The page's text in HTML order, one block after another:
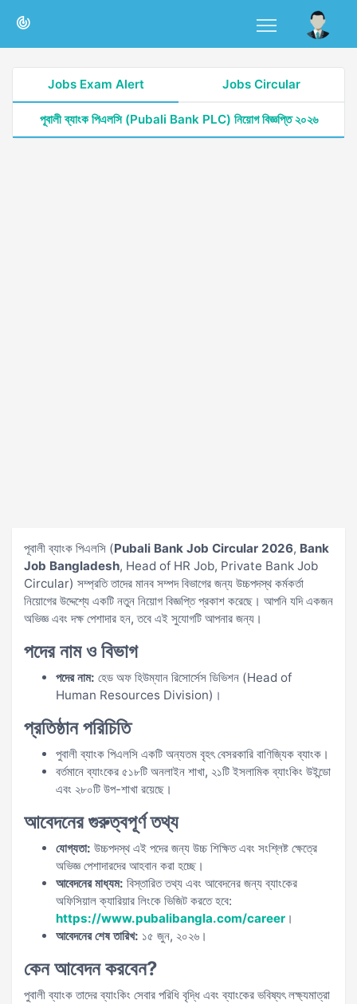
Jobs Exam Alert Jobs Circular
পূবালী ব্যাংক পিএলসি (Pubali Bank PLC) নিয়োগ বিজ্ঞপ্তি ২০২৬
পূবালী ব্যাংক পিএলসি (Pubali Bank Job Circular 2026, Bank
Job Bangladesh, Head of HR Job, Private Bank Job
Circular) সম্প্রতি তাদের মানব সম্পদ বিভাগের জন্য উচ্চপদস্থ কর্মকর্তা
নিয়োগের উদ্দেশ্যে একটি নতুন নিয়োগ বিজ্ঞপ্তি প্রকাশ করেছে। আপনি যদি একজন
অভিজ্ঞ এবং দক্ষ পেশাদার হন, তবে এই সুযোগটি আপনার জন্য।
পদের নাম ও বিভাগ
পদের নাম: হেড অফ হিউম্যান রিসোর্সেস ডিভিশন (Head of
Human Resources Division)।
প্রতিষ্ঠান পরিচিতি
পুবালী ব্যাংক পিএলসি একটি অন্যতম বৃহৎ বেসরকারি বাণিজ্যিক ব্যাংক।
বর্তমানে ব্যাংকের ৫১৮টি অনলাইন শাখা, ২১টি ইসলামিক ব্যাংকিং উইন্ডো
এবং ২৮০টি উপ-শাখা রয়েছে।
আবেদনের গুরুত্বপূর্ণ তথ্য
যোগ্যতা: উচ্চপদস্থ এই পদের জন্য উচ্চ শিক্ষিত এবং সংশ্লিষ্ট ক্ষেত্রে
অভিজ্ঞ পেশাদারদের আহবান করা হচ্ছে।
আবেদনের মাধ্যম: বিস্তারিত তথ্য এবং আবেদনের জন্য ব্যাংকের
অফিসিয়াল ক্যারিয়ার লিংকে ভিজিট করতে হবে:
https://www.pubalibangla.com/career ।
আবেদনের শেষ তারিখ: ১৫ জুন, ২০২৬।
কেন আবেদন করবেন?
পুবালী ব্যাংক তাদের ব্যাংকিং সেবার পরিধি বৃদ্ধি এবং ব্যাংকের ভবিষ্যৎ লক্ষ্যমাত্রা